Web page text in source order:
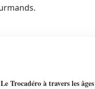
Le Trocadéro à travers les âges